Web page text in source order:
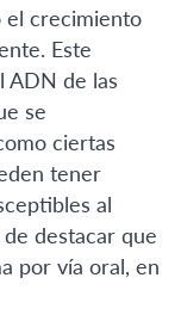
el crecimiento
Este
ADN de las
se
ciertas
tener
al
destacar que
por vía oral, en